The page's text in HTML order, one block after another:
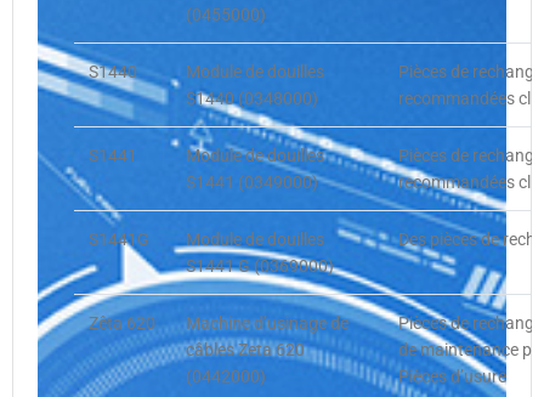
(0455000)
S1440
Module de douilles
S1440 (0348000)
Pièces de
recommandées
S1441
Module de douilles
S1441 (0349000)
Pièces de
recommandées
S1441G
Module de douilles
S1441 G (0369000)
Des pièces de
Zêta 620
Machine d’usinage de
câbles Zeta 620
(0442000)
Pièces de
de maintenance
Pièces d’usure